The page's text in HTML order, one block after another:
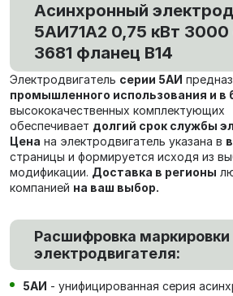
Асинхронный
5АИ71А2 0,75 кВт
3681 фланец В14
Электродвигатель серии 5АИ
промышленного использования и в
высококачественных комплектующих
обеспечивает долгий срок службы
Цена на электродвигатель указана в
страницы и формируется исходя из
модификации. Доставка в регионы
компанией на ваш выбор.
Расшифровка маркировки
электродвигателя:
5АИ - унифицированная серия